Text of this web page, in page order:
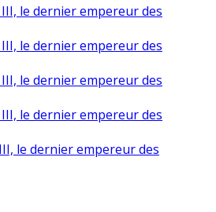
le dernier empereur des
le dernier empereur des
le dernier empereur des
le dernier empereur des
le dernier empereur des